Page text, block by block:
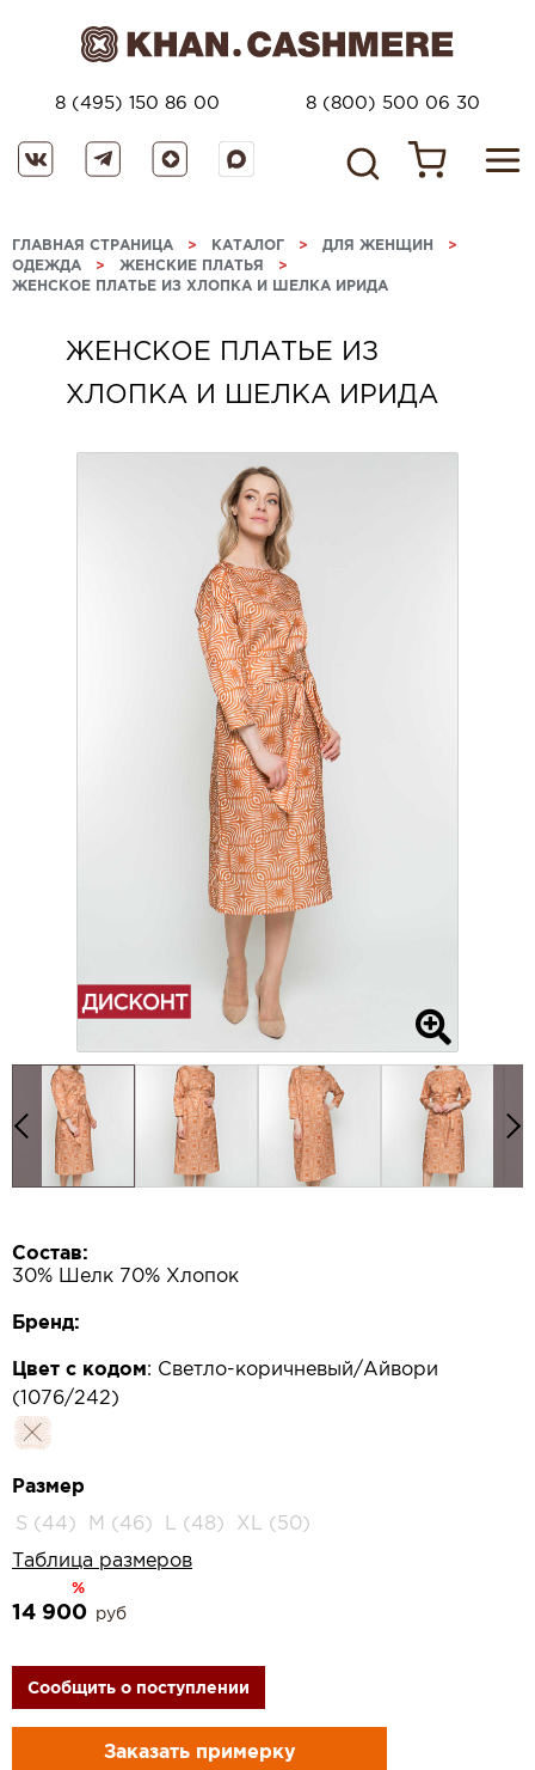
8 (495) 150 86 00 8 (800) 500 06 30
ГЛАВНАЯ СТРАНИЦА > КАТАЛОГ > ДЛЯ ЖЕНЩИН >
ОДЕЖДА > ЖЕНСКИЕ ПЛАТЬЯ >
ЖЕНСКОЕ ПЛАТЬЕ ИЗ ХЛОПКА И ШЕЛКА ИРИДА
ЖЕНСКОЕ ПЛАТЬЕ ИЗ
ХЛОПКА И ШЕЛКА ИРИДА
Состав:
30% Шелк 70% Хлопок
Бренд:
Цвет с кодом: Светло-коричневый/Айвори
(1076/242)
Размер
S (44)
M (46) L (48)
XL (50)
Таблица размеров
%
14 900 руб
Сообщить о поступлении
Заказать примерку